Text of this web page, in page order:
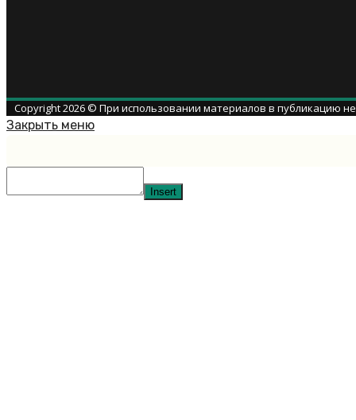
Copyright 2026 © При использовании материалов в публикацию
Закрыть меню
Insert